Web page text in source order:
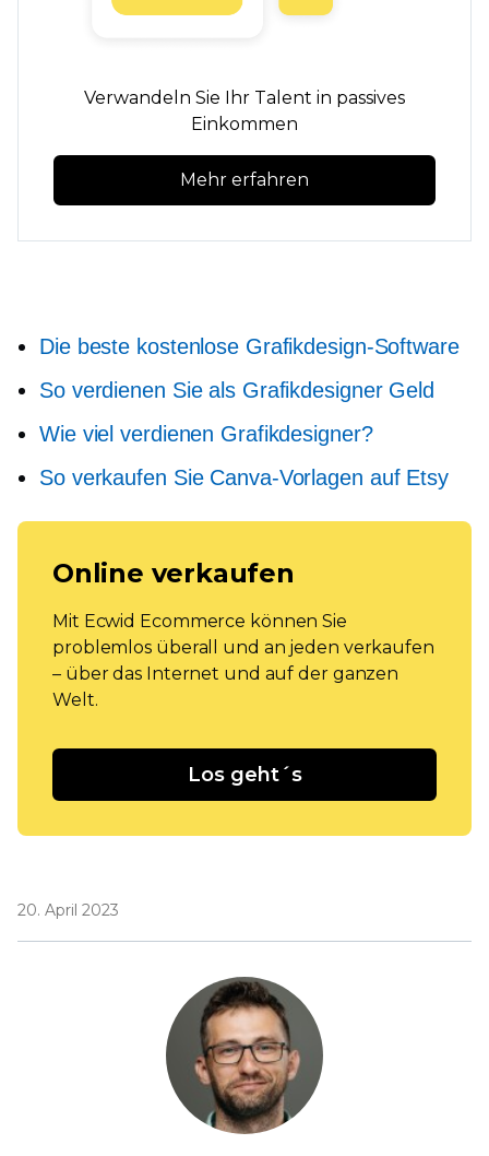
Verwandeln Sie Ihr Talent in passives
Einkommen
Mehr erfahren
Die beste kostenlose Grafikdesign-Software
So verdienen Sie als Grafikdesigner Geld
Wie viel verdienen Grafikdesigner?
So verkaufen Sie Canva-Vorlagen auf Etsy
Online verkaufen
Mit Ecwid Ecommerce können Sie
problemlos überall und an jeden verkaufen
– über das Internet und auf der ganzen
Welt.
Los geht´s
20. April 2023